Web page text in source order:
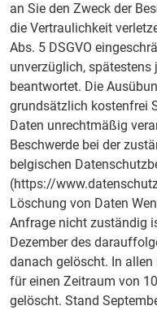
an Sie den Zweck der
die Vertraulichkeit
Abs. 5 DSGVO
unverzüglich,
beantwortet. Die
grundsätzlich kostenfrei
Daten unrechtmäßig
Beschwerde bei der
belgischen
(https://
Löschung von Daten
Anfrage nicht zuständig
Dezember des
danach gelöscht. In allen
für einen Zeitraum von
gelöscht. Stand